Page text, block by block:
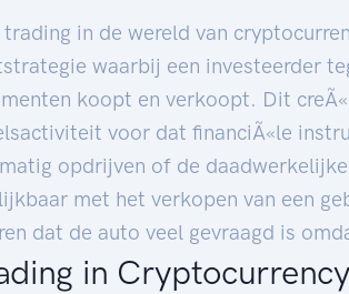
trading in de wereld van
waarbij een investeerder
koopt en verkoopt. Dit
voor dat financiÃ«le
opdrijven of de
met het verkopen van een
dat de auto veel gevraagd is
in